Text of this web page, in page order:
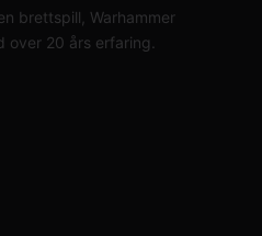
brettspill, Warhammer
over 20 års erfaring.